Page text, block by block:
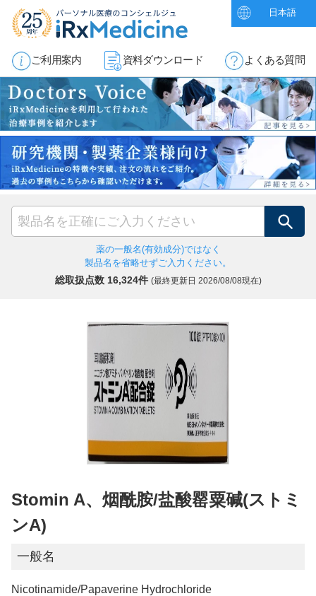
日本語
ご利用案内 資料ダウンロード よくある質問
検索
薬の一般名(有効成分)ではなく
製品名を省略せずご入力ください。
総取扱点数 16,324件 (最終更新日 2026/08/08現在)
Stomin A、烟酰胺/盐酸罂粟碱(ストミ
ンA)
一般名
Nicotinamide/Papaverine Hydrochloride